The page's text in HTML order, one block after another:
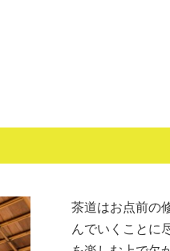
茶道はお点前の
んでいくことに